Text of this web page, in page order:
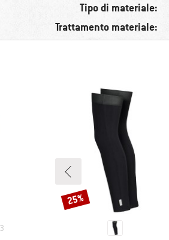
Tipo di materiale:
Trattamento materiale:
3
Sconto
25%